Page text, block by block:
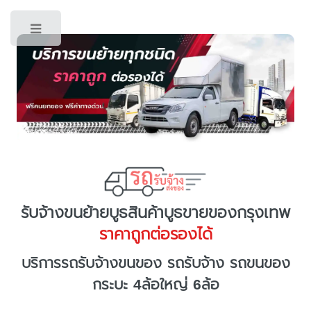
รับจ้างขนย้ายบูธสินค้าบูธขายของกรุงเทพ
ราคาถูกต่อรองได้
บริการรถรับจ้างขนของ รถรับจ้าง รถขนของ
กระบะ 4ล้อใหญ่ 6ล้อ
Toggle